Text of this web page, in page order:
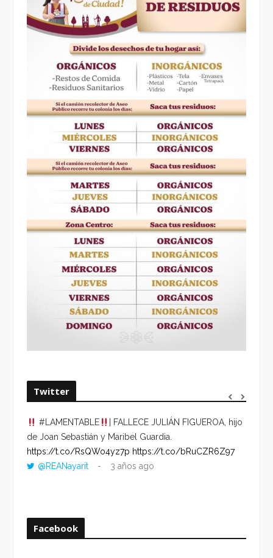
Twitter
#LAMENTABLE
| FALLECE JULIÁN FIGUEROA, hijo
de Joan Sebastián y Maribel Guardia.
https://t.co/RsQWo4yz7p https://t.co/bRuCZR6Z97
@REANayarit
3 años ago
Facebook